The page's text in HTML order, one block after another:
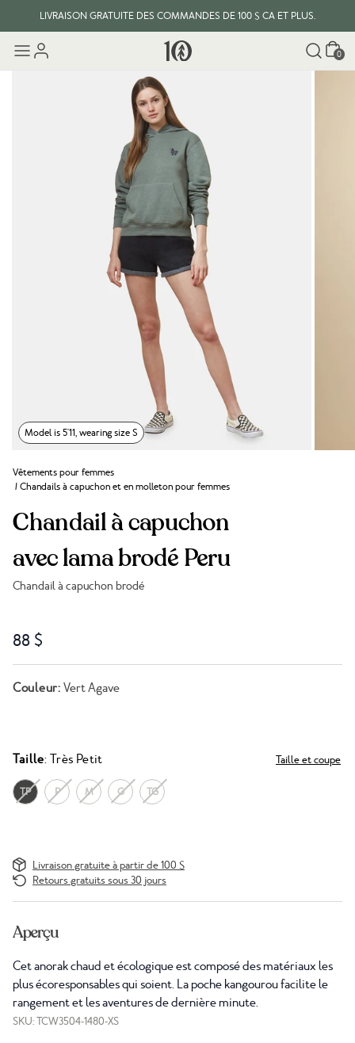
LIVRAISON GRATUITE DES COMMANDES DE 100 $ CA ET PLUS.
Panier
0
Model is 5'11, wearing size S
Vêtements pour femmes
/Chandails à capuchon et en molleton pour femmes
Chandail à capuchon
avec lama brodé Peru
Chandail à capuchon brodé
88 $
Couleur: Vert Agave
Taille: Très Petit Taille et coupe
TP P M G TG
Livraison gratuite à partir de 100 $
Retours gratuits sous 30 jours
Aperçu
Cet anorak chaud et écologique est composé des matériaux les
plus écoresponsables qui soient. La poche kangourou facilite le
rangement et les aventures de dernière minute.
SKU: TCW3504-1480-XS